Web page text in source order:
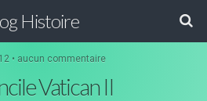
Histoire
• aucun commentaire
Vatican II